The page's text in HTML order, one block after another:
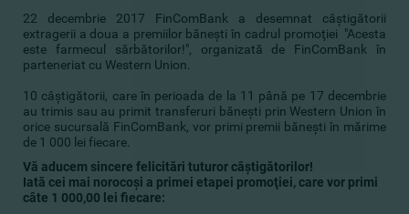
22 decembrie 2017 FinComBank a desemnat câştigătorii
extragerii a doua a premiilor băneşti în cadrul promoţiei "Acesta
este farmecul sărbătorilor!", organizată de FinComBank în
parteneriat cu Western Union.
10 câştigătorii, care în perioada de la 11 până pe 17 decembrie
au trimis sau au primit transferuri băneşti prin Western Union în
orice sucursală FinComBank, vor primi premii băneşti în mărime
de 1 000 lei fiecare.
Vă aducem sincere felicitări tuturor câştigătorilor!
Iată cei mai norocoşi a primei etapei promoţiei, care vor primi
câte 1 000,00 lei fiecare: